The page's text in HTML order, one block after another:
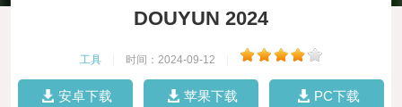
DOUYUN 2024
工具 时间：2024-09-12
安卓下载 苹果下载 PC下载